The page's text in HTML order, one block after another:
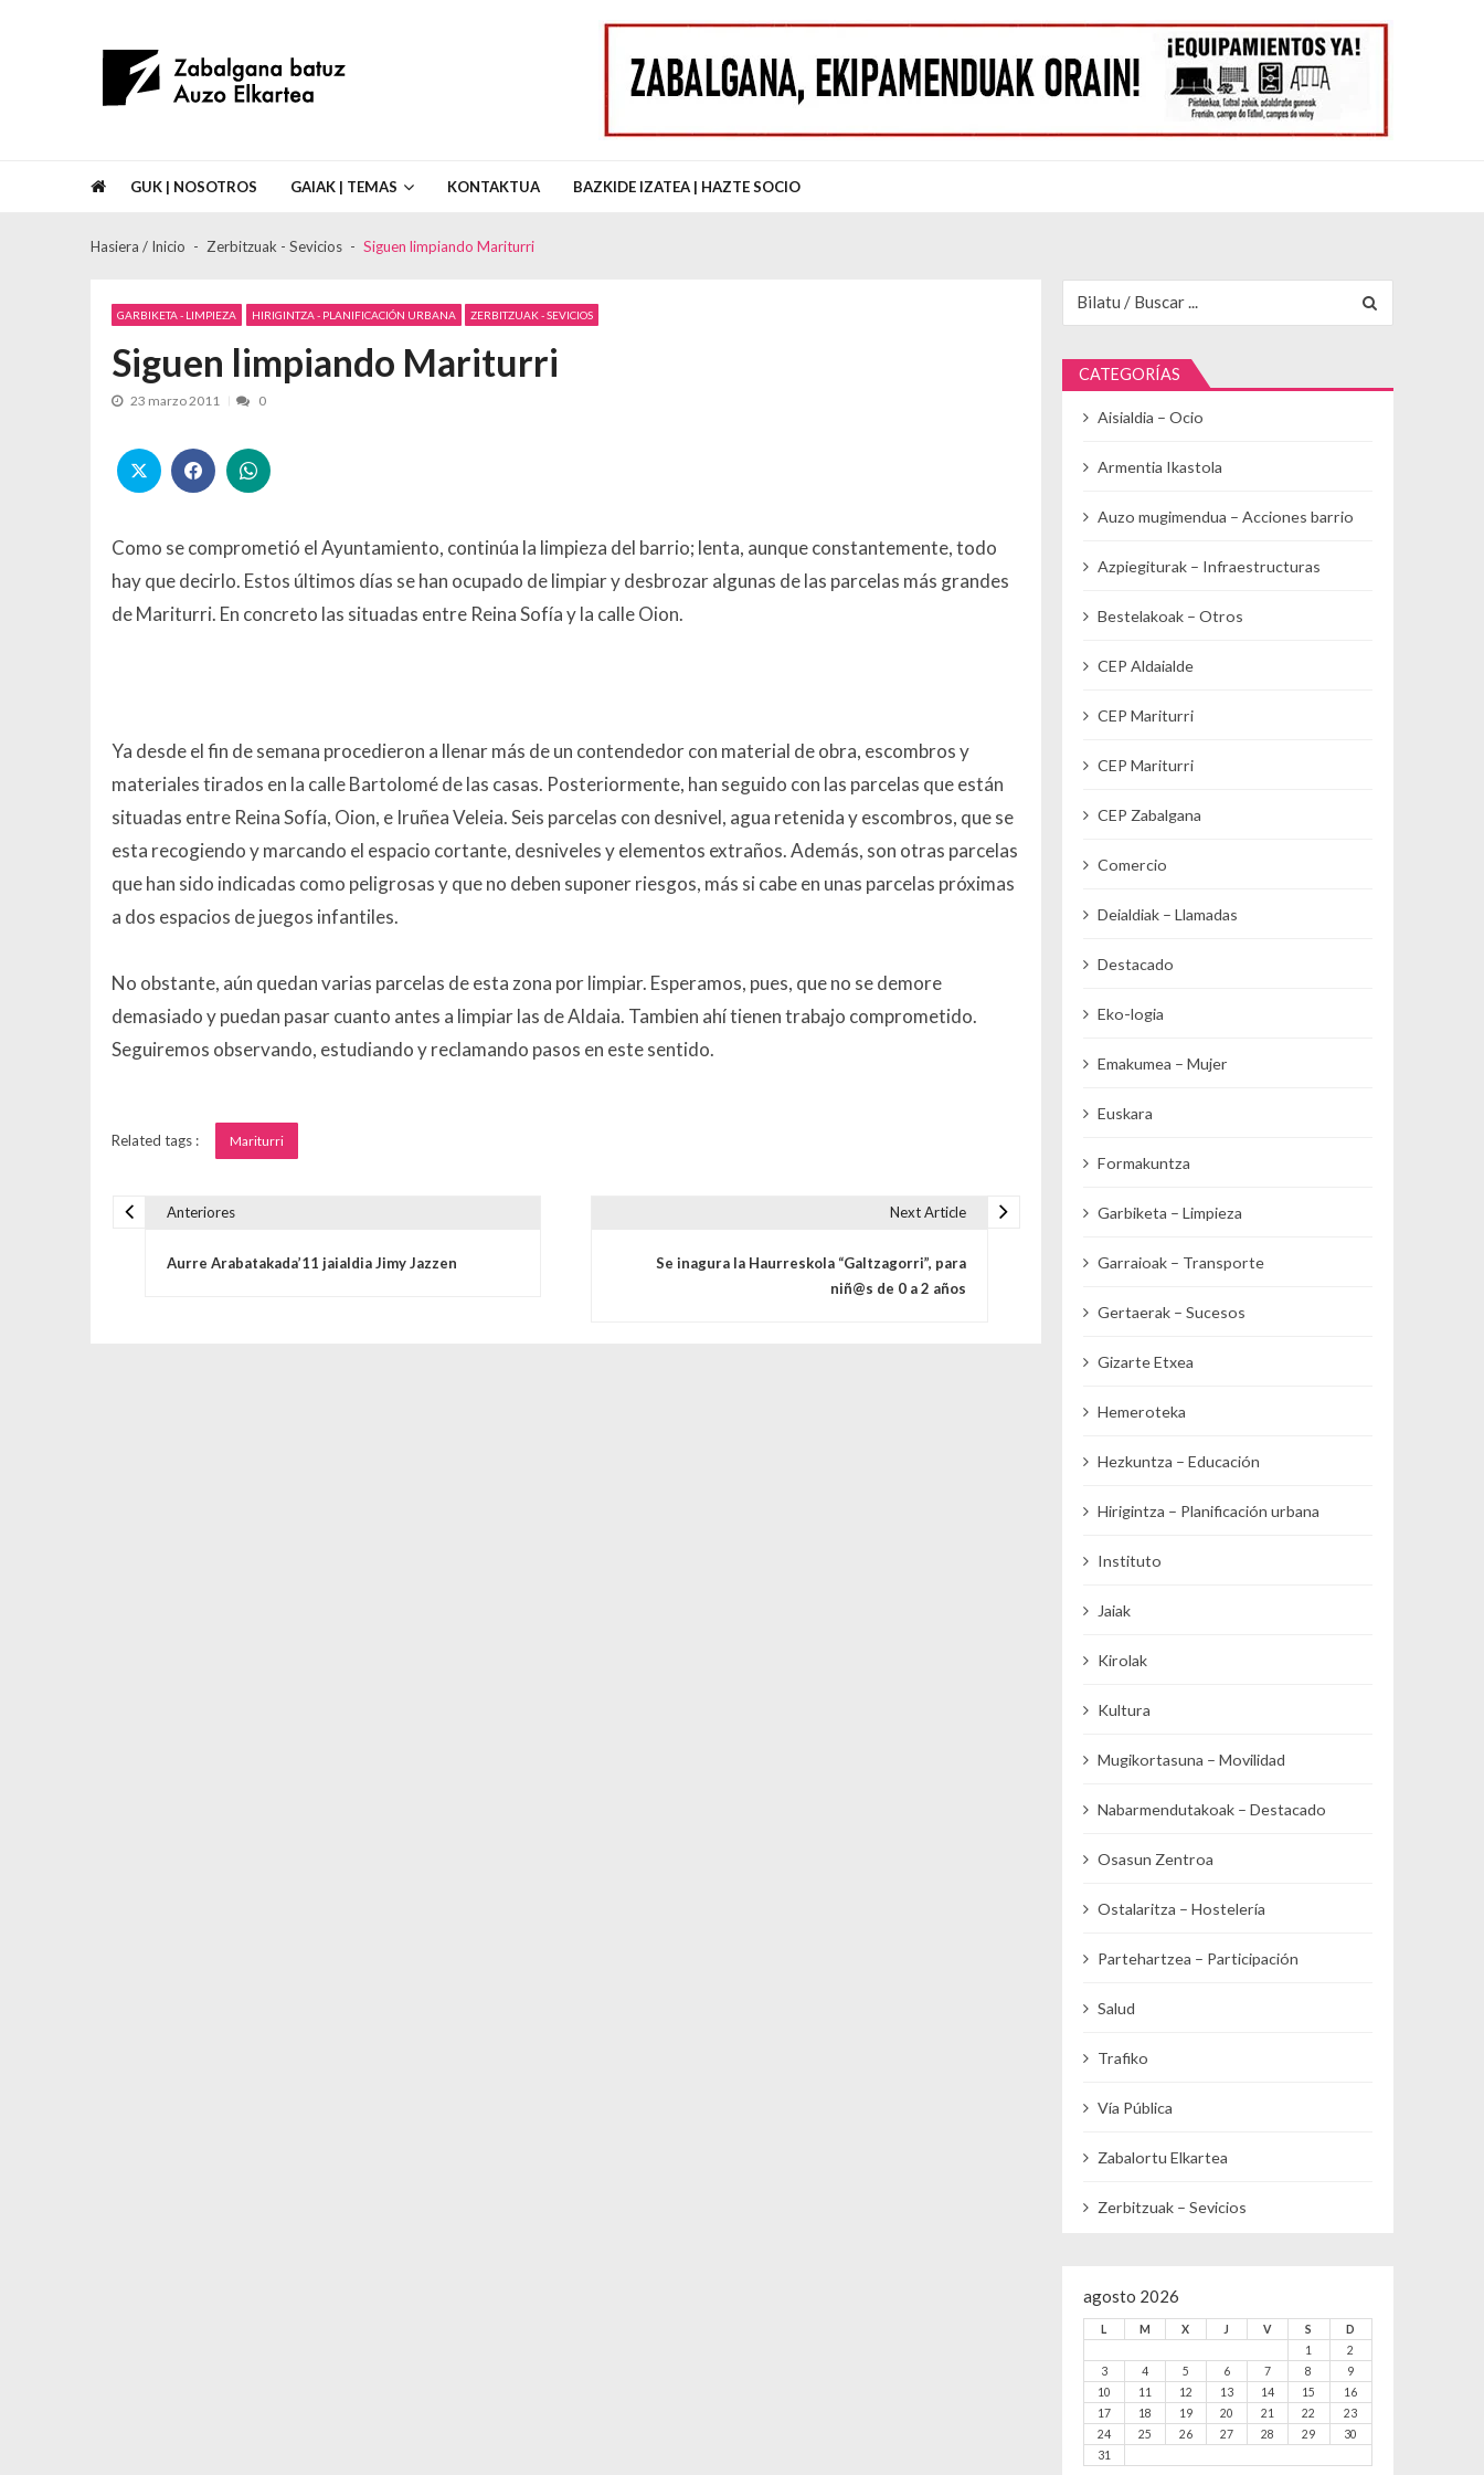
Asociación de Vecinos Zabalgana Batuz Auzo Elkartea
GUK | NOSOTROS GAIAK | TEMAS KONTAKTUA BAZKIDE IZATEA | HAZTE SOCIO
Hasiera / Inicio Zerbitzuak - Sevicios Siguen limpiando Mariturri
GARBIKETA - LIMPIEZA HIRIGINTZA - PLANIFICACIÓN URBANA ZERBITZUAK - SEVICIOS
Siguen limpiando Mariturri
23 marzo 2011 0
Como se comprometió el Ayuntamiento, continúa la limpieza del barrio; lenta, aunque constantemente, todo
hay que decirlo. Estos últimos días se han ocupado de limpiar y desbrozar algunas de las parcelas más grandes
de Mariturri. En concreto las situadas entre Reina Sofía y la calle Oion.
Ya desde el fin de semana procedieron a llenar más de un contendedor con material de obra, escombros y
materiales tirados en la calle Bartolomé de las casas. Posteriormente, han seguido con las parcelas que están
situadas entre Reina Sofía, Oion, e Iruñea Veleia. Seis parcelas con desnivel, agua retenida y escombros, que se
esta recogiendo y marcando el espacio cortante, desniveles y elementos extraños. Además, son otras parcelas
que han sido indicadas como peligrosas y que no deben suponer riesgos, más si cabe en unas parcelas próximas
a dos espacios de juegos infantiles.
No obstante, aún quedan varias parcelas de esta zona por limpiar. Esperamos, pues, que no se demore
demasiado y puedan pasar cuanto antes a limpiar las de Aldaia. Tambien ahí tienen trabajo comprometido.
Seguiremos observando, estudiando y reclamando pasos en este sentido.
Related tags : Mariturri
Anteriores
Aurre Arabatakada’11 jaialdia Jimy Jazzen
Next Article
Se inagura la Haurreskola “Galtzagorri”, para
niñ@s de 0 a 2 años
CATEGORÍAS
Aisialdia – Ocio
Armentia Ikastola
Auzo mugimendua – Acciones barrio
Azpiegiturak – Infraestructuras
Bestelakoak – Otros
CEP Aldaialde
CEP Mariturri
CEP Mariturri
CEP Zabalgana
Comercio
Deialdiak – Llamadas
Destacado
Eko-logia
Emakumea – Mujer
Euskara
Formakuntza
Garbiketa – Limpieza
Garraioak – Transporte
Gertaerak – Sucesos
Gizarte Etxea
Hemeroteka
Hezkuntza – Educación
Hirigintza – Planificación urbana
Instituto
Jaiak
Kirolak
Kultura
Mugikortasuna – Movilidad
Nabarmendutakoak – Destacado
Osasun Zentroa
Ostalaritza – Hostelería
Partehartzea – Participación
Salud
Trafiko
Vía Pública
Zabalortu Elkartea
Zerbitzuak – Sevicios
agosto 2026
L M X J V S
D
1
2
3
4 5 6 7 8
9
10
11 12 13 14 15
16
17
18 19 20 21 22
23
24
25 26 27 28 29
30
31